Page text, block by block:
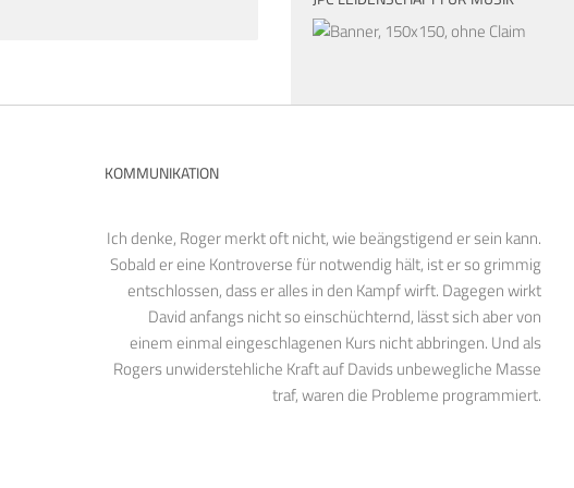
KOMMUNIKATION
Ich denke, Roger merkt oft nicht, wie beängstigend er sein kann.
Sobald er eine Kontroverse für notwendig hält, ist er so grimmig
entschlossen, dass er alles in den Kampf wirft. Dagegen wirkt
David anfangs nicht so einschüchternd, lässt sich aber von
einem einmal eingeschlagenen Kurs nicht abbringen. Und als
Rogers unwiderstehliche Kraft auf Davids unbewegliche Masse
traf, waren die Probleme programmiert.